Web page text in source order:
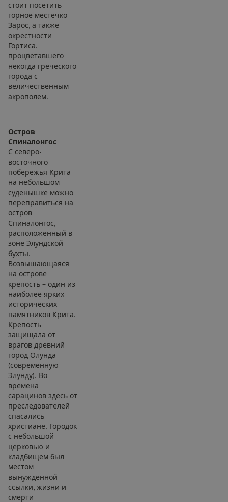
стоит посетить
горное местечко
Зарос, а также
окрестности
Гортиса,
процветавшего
некогда греческого
города с
величественным
акрополем.
Остров
Спиналонгос
С северо-
восточного
побережья Крита
на небольшом
суденышке можно
переправиться на
остров
Спиналонгос,
расположенный в
зоне Элундской
бухты.
Возвышающаяся
на острове
крепость – один из
наиболее ярких
исторических
памятников Крита.
Крепость
защищала от
врагов древний
город Олунда
(современную
Элунду). Во
времена
сарацинов здесь от
преследователей
спасались
христиане. Городок
с небольшой
церковью и
кладбищем был
местом
вынужденной
ссылки, жизни и
смерти